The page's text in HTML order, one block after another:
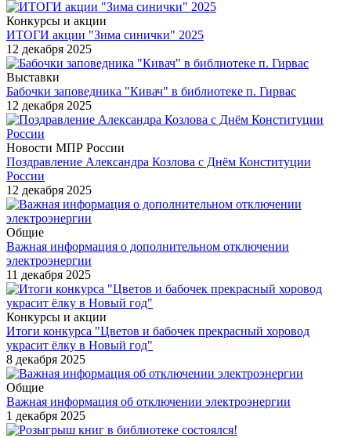
Конкурсы и акции
ИТОГИ акции "Зима синички" 2025
12 декабря 2025
Выставки
Бабочки заповедника "Кивач" в библиотеке п. Гирвас
12 декабря 2025
Новости МПР России
Поздравление Александра Козлова с Днём Конституции
России
12 декабря 2025
Общие
Важная информация о дополнительном отключении
электроэнергии
11 декабря 2025
Конкурсы и акции
Итоги конкурса "Цветов и бабочек прекрасный хоровод
украсит ёлку в Новый год"
8 декабря 2025
Общие
Важная информация об отключении электроэнергии
1 декабря 2025